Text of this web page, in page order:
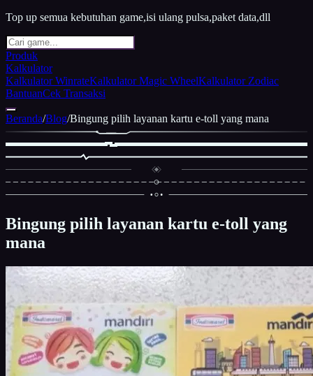
Top up semua kebutuhan game,isi ulang pulsa,paket data,dll
Produk
Kalkulator
Kalkulator WinrateKalkulator Magic WheelKalkulator Zodiac
BantuanCek Transaksi
Beranda/Blog/Bingung pilih layanan kartu e-toll yang mana
Bingung pilih layanan kartu e-toll yang
mana